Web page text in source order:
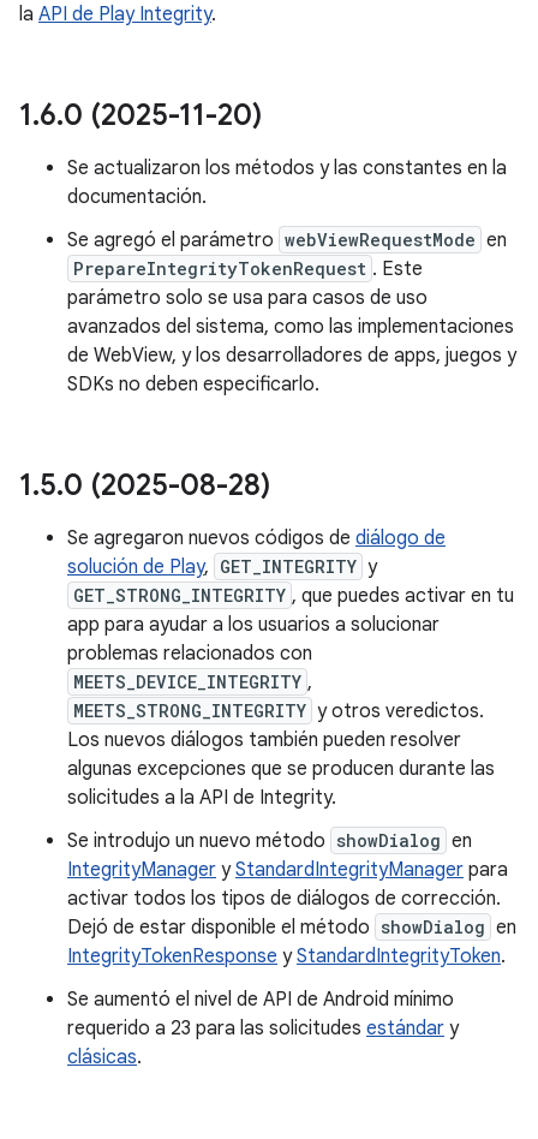
la API de Play Integrity.
1.6.0 (2025-11-20)
Se actualizaron los métodos y las constantes en la
documentación.
Se agregó el parámetro webViewRequestMode en
PrepareIntegrityTokenRequest . Este
parámetro solo se usa para casos de uso
avanzados del sistema, como las implementaciones
de WebView, y los desarrolladores de apps, juegos y
SDKs no deben especificarlo.
1.5.0 (2025-08-28)
Se agregaron nuevos códigos de diálogo de
solución de Play, GET_INTEGRITY y
GET_STRONG_INTEGRITY , que puedes activar en tu
app para ayudar a los usuarios a solucionar
problemas relacionados con
MEETS_DEVICE_INTEGRITY ,
MEETS_STRONG_INTEGRITY y otros veredictos.
Los nuevos diálogos también pueden resolver
algunas excepciones que se producen durante las
solicitudes a la API de Integrity.
Se introdujo un nuevo método showDialog en
IntegrityManager yStandardIntegrityManager para
activar todos los tipos de diálogos de corrección.
Dejó de estar disponible el método showDialog en
IntegrityTokenResponse yStandardIntegrityToken.
Se aumentó el nivel de API de Android mínimo
requerido a 23 para las solicitudes estándar y
clásicas.